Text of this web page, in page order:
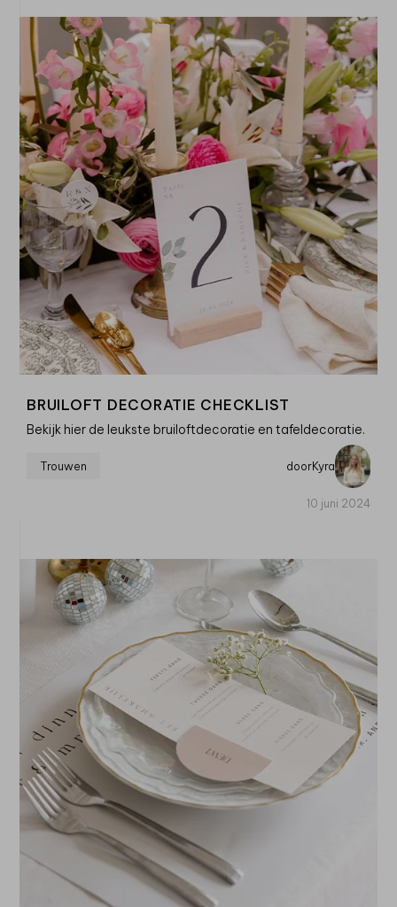
BRUILOFT DECORATIE CHECKLIST
Bekijk hier de leukste bruiloftdecoratie en tafeldecoratie.
Trouwen doorKyra
10 juni 2024